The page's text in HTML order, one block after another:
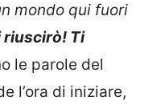
mondo qui fuori
riuscirò! Ti
le parole del
l’ora di iniziare,